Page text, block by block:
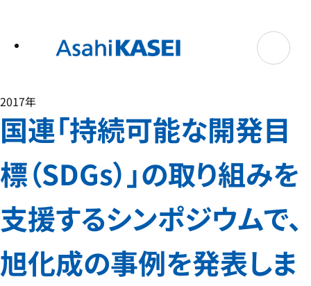
2017年
国連「持続可能な開発目
標（SDGs）」の取り組みを
支援するシンポジウムで、
旭化成の事例を発表しま